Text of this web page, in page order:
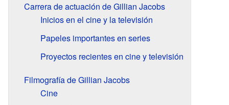
Carrera de actuación de Gillian Jacobs
Inicios en el cine y la televisión
Papeles importantes en series
Proyectos recientes en cine y televisión
Filmografía de Gillian Jacobs
Cine